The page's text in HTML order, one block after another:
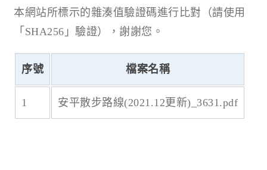
本網站所標示的雜湊值驗證碼進行比對（請使用
「SHA256」驗證），謝謝您。
序號 檔案名稱
1 安平散步路線(2021.12更新)_3631.pdf